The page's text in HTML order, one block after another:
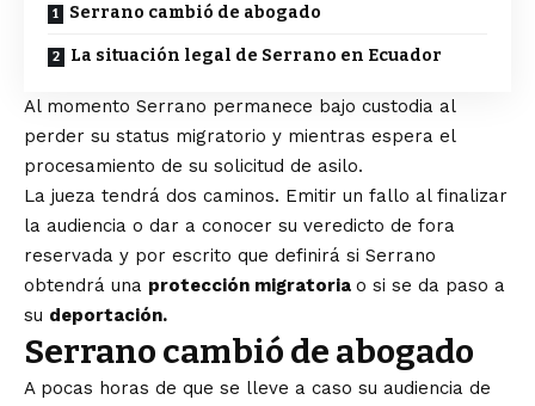
Serrano cambió de abogado
La situación legal de Serrano en Ecuador
Al momento Serrano permanece bajo custodia al
perder su status migratorio y mientras espera el
procesamiento de su solicitud de asilo.
La jueza tendrá dos caminos. Emitir un fallo al finalizar
la audiencia o dar a conocer su veredicto de fora
reservada y por escrito que definirá si Serrano
obtendrá una protección migratoria o si se da paso a
su deportación.
Serrano cambió de abogado
A pocas horas de que se lleve a caso su audiencia de